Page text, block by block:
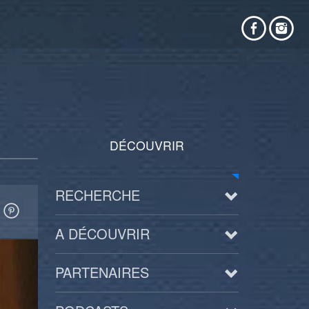
DÉCOUVRIR
RECHERCHE
A DÉCOUVRIR
PARTENAIRES